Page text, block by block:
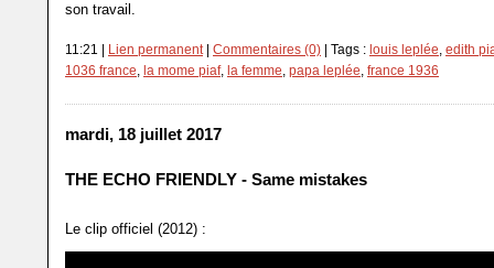
son travail.
11:21 | Lien permanent| Commentaires (0) | Tags : louis leplée, edith
1036 france, la mome piaf, la femme, papa leplée, france 1936
mardi, 18 juillet 2017
THE ECHO FRIENDLY - Same mistakes
Le clip officiel (2012) :